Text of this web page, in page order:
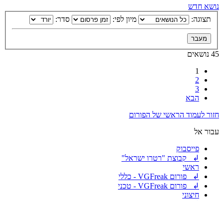
נושא חדש
תצוגה:
מיון לפי: סדר:
45 נושאים
1
2
3
הבא
חזור לעמוד הראשי של הפורום
עבור אל
פייסבוק
↲ קבוצת "רטרו ישראל"
ראשי
↲ פורום VGFreak - כללי
↲ פורום VGFreak - טכני
חיצוני